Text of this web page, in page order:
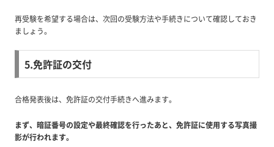
再受験を希望する場合は、次回の受験方法や手続きについて確認しておき
ましょう。
5.免許証の交付
合格発表後は、免許証の交付手続きへ進みます。
まず、暗証番号の設定や最終確認を行ったあと、免許証に使用する写真撮
影が行われます。